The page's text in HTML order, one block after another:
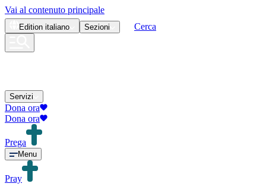
Vai al contenuto principale
Edition italiano Sezioni Cerca
Servizi
Dona ora
Dona ora
Prega
Menu
Pray